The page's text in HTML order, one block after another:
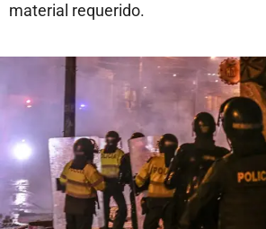
material requerido.